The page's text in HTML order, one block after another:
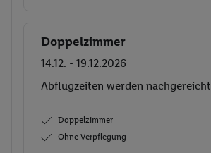
Buchen
Doppelzimmer
14.12. - 19.12.2026
Abflugzeiten werden nachgereicht
Doppelzimmer
Ohne Verpflegung